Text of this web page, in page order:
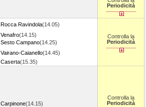
Periodicità
Rocca Ravindola(14.05)
Venafro(14.15)
Sesto Campano(14.25)
Vairano-Caianello(14.45)
Caserta(15.35)
Controlla la
Periodicità
Carpinone(14.15)
Controlla la
Periodicità